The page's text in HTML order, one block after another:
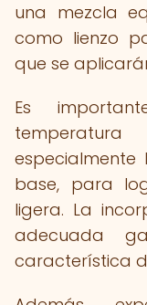
una mezcla
como lienzo
que se
Es
base, para
ligera. La
adecuada
característica